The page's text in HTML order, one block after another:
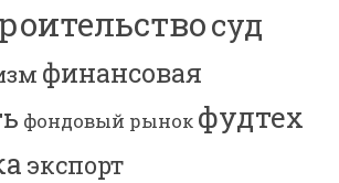
суд
финансовая
фондовый рынок фудтех
экспорт